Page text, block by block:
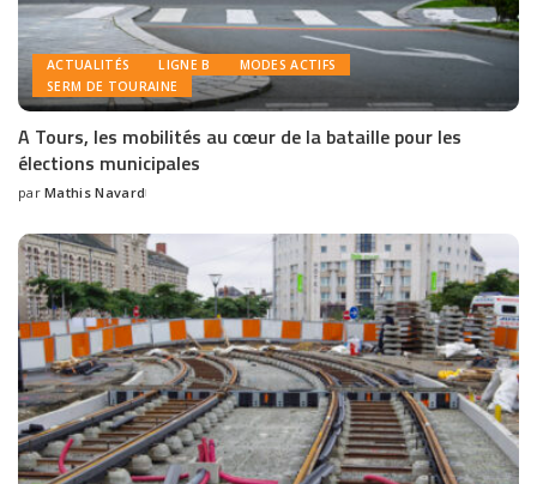
ACTUALITÉS LIGNE B
MODES ACTIFS
SERM DE TOURAINE
A Tours, les mobilités au cœur de la bataille pour les
élections municipales
par Mathis Navard